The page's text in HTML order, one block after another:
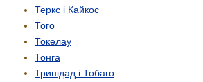
Теркс і Кайкос
Того
Токелау
Тонга
Тринідад і Тобаго